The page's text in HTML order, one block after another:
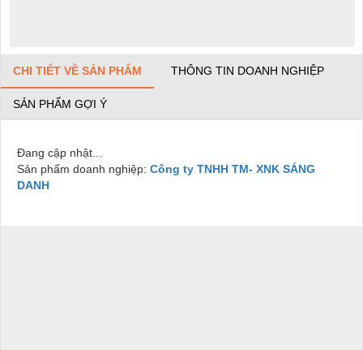
CHI TIẾT VỀ SẢN PHẨM THÔNG TIN DOANH NGHIỆP
SẢN PHẨM GỢI Ý
Đang cập nhật...
Sản phẩm doanh nghiệp: Công ty TNHH TM- XNK SÁNG
DANH